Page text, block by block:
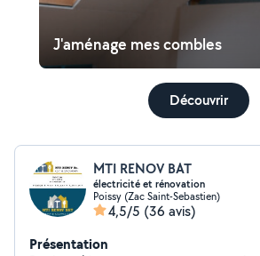
J'aménage mes combles
Découvrir
MTI RENOV BAT
électricité et rénovation
Poissy (Zac Saint-Sebastien)
4,5/5 (36 avis)
Présentation